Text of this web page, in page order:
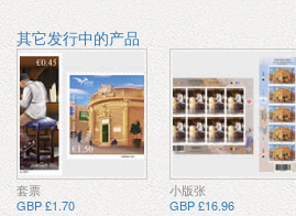
其它发行中的产品
套票
GBP £1.70
小版张
GBP £16.96